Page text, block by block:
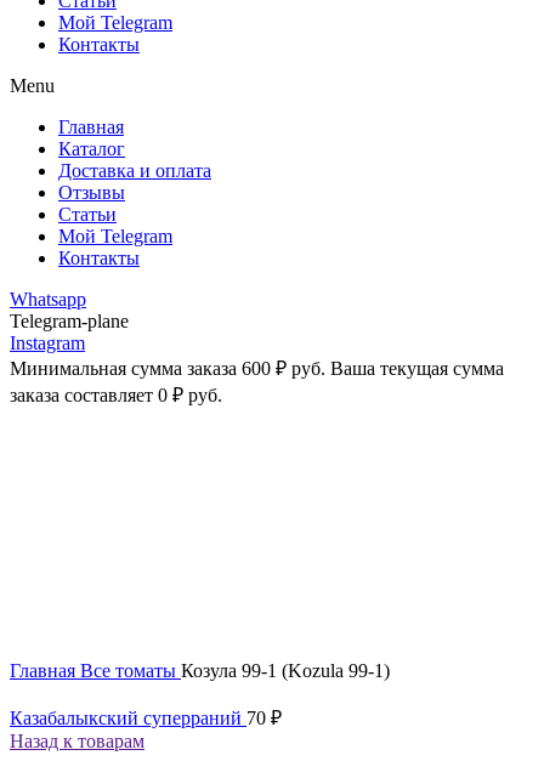
Мой Telegram
Контакты
Menu
Главная
Каталог
Доставка и оплата
Отзывы
Статьи
Мой Telegram
Контакты
Whatsapp
Telegram-plane
Instagram
Минимальная сумма заказа 600 ₽ руб. Ваша текущая сумма
заказа составляет 0 ₽ руб.
Главная Все томаты Козула 99-1 (Kozula 99-1)
Казабалыкский суперраний 70 ₽
Назад к товарам